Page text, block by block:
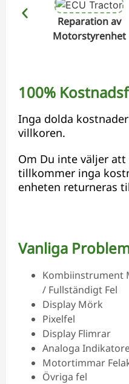
Reparation av
Motorstyrenhet
100%
Inga dolda
villkoren.
Om Du inte väljer att
tillkommer inga
enheten returneras
Vanliga
Kombiinstrument
/ Fullständigt Fel
Display Mörk
Pixelfel
Display Flimrar
Analoga
Motortimmar
Övriga fel